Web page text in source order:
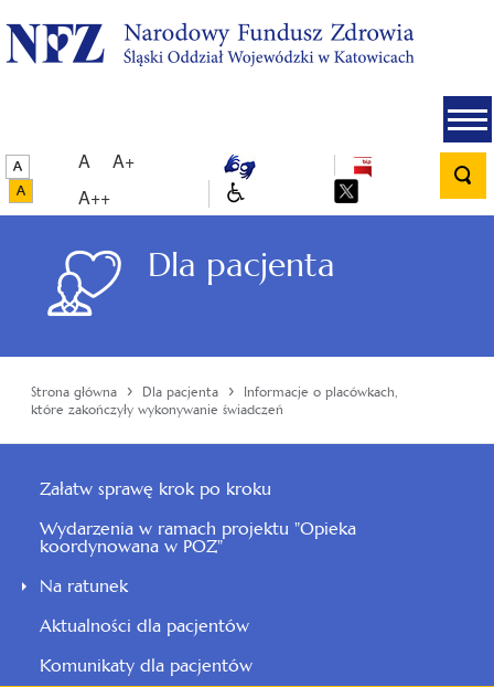
A
A+
A++
Dla pacjenta
Strona główna › Dla pacjenta ›
Informacje o placówkach,
które zakończyły wykonywanie świadczeń
Załatw sprawę krok po kroku
Wydarzenia w ramach projektu "Opieka
koordynowana w POZ"
Na ratunek
Aktualności dla pacjentów
Komunikaty dla pacjentów